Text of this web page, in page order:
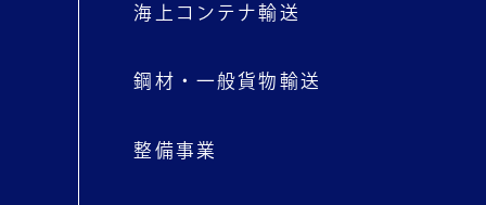
海上コンテナ輸送
鋼材・一般貨物輸送
整備事業